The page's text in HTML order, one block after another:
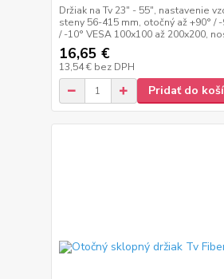
Držiak na Tv 23" - 55", nastavenie
steny 56-415 mm, otočný až +90° /
/ -10° VESA 100x100 až 200x200,
16,65 €
13,54 € bez DPH
Pridať do